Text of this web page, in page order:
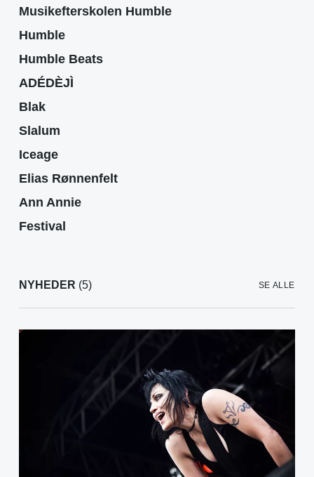
Musikefterskolen Humble
Humble
Humble Beats
ADÉDÈJÌ
Blak
Slalum
Iceage
Elias Rønnenfelt
Ann Annie
Festival
NYHEDER (5) SE ALLE